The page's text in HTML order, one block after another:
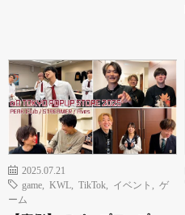
2025.07.21
game
KWL TikTok イベント
ゲ
ーム